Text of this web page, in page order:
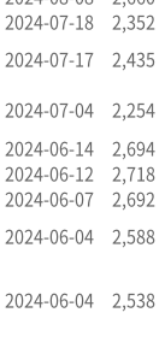
2024-07-18
2,352
2024-07-17
2,435
2024-07-04
2,254
2024-06-14
2,694
2024-06-12
2,718
2024-06-07
2,692
2024-06-04 2,588
2024-06-04 2,538